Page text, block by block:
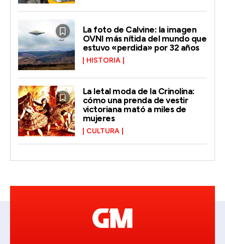
La foto de Calvine: la imagen
OVNI más nítida del mundo que
estuvo «perdida» por 32 años
HISTORIA
La letal moda de la Crinolina:
cómo una prenda de vestir
victoriana mató a miles de
mujeres
CULTURA